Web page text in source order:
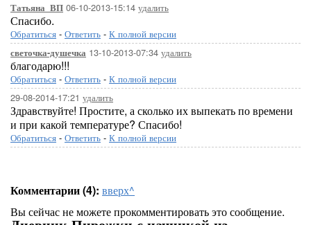
Татьяна_ВП 06-10-2013-15:14 удалить
Спасибо.
Обратиться - Ответить - К полной версии
светочка-душечка 13-10-2013-07:34 удалить
благодарю!!!
Обратиться - Ответить - К полной версии
29-08-2014-17:21 удалить
Здравствуйте! Простите, а сколько их выпекать по времени
и при какой температуре? Спасибо!
Обратиться - Ответить - К полной версии
Комментарии (4): вверх^
Вы сейчас не можете прокомментировать это сообщение.